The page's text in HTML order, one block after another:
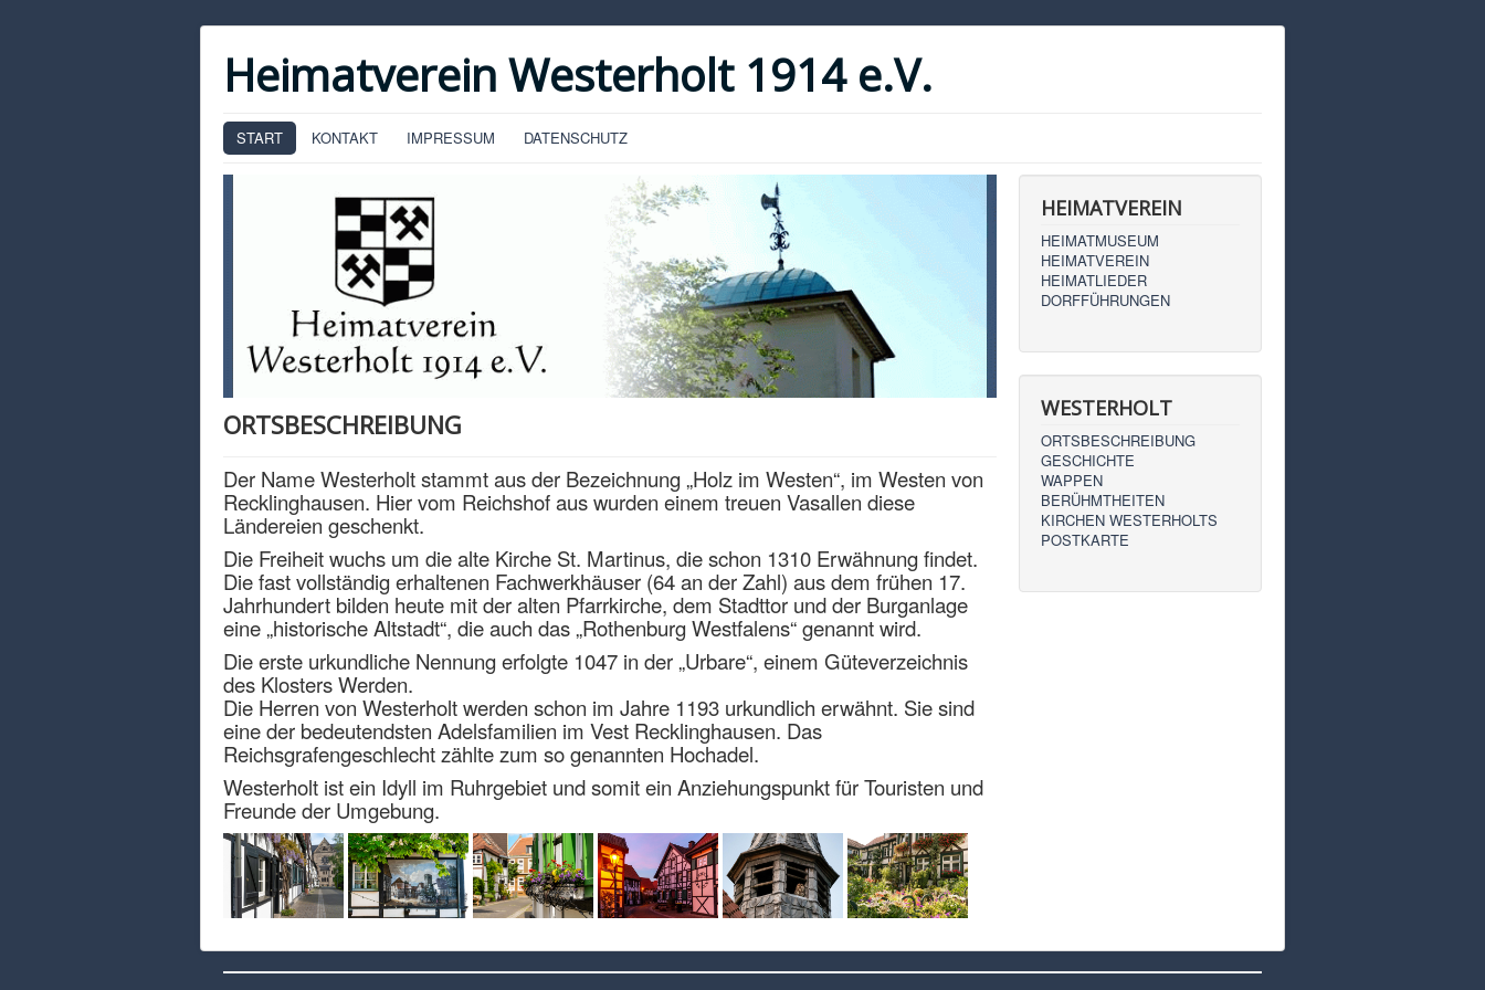
Heimatverein Westerholt 1914 e.V.
START KONTAKT IMPRESSUM DATENSCHUTZ
ORTSBESCHREIBUNG
Der Name Westerholt stammt aus der Bezeichnung „Holz im Westen“, im Westen von
Recklinghausen. Hier vom Reichshof aus wurden einem treuen Vasallen diese
Ländereien geschenkt.
Die Freiheit wuchs um die alte Kirche St. Martinus, die schon 1310 Erwähnung findet.
Die fast vollständig erhaltenen Fachwerkhäuser (64 an der Zahl) aus dem frühen 17.
Jahrhundert bilden heute mit der alten Pfarrkirche, dem Stadttor und der Burganlage
eine „historische Altstadt“, die auch das „Rothenburg Westfalens“ genannt wird.
Die erste urkundliche Nennung erfolgte 1047 in der „Urbare“, einem Güteverzeichnis
des Klosters Werden.
Die Herren von Westerholt werden schon im Jahre 1193 urkundlich erwähnt. Sie sind
eine der bedeutendsten Adelsfamilien im Vest Recklinghausen. Das
Reichsgrafengeschlecht zählte zum so genannten Hochadel.
Westerholt ist ein Idyll im Ruhrgebiet und somit ein Anziehungspunkt für Touristen und
Freunde der Umgebung.
HEIMATVEREIN
HEIMATMUSEUM
HEIMATVEREIN
HEIMATLIEDER
DORFFÜHRUNGEN
WESTERHOLT
ORTSBESCHREIBUNG
GESCHICHTE
WAPPEN
BERÜHMTHEITEN
KIRCHEN WESTERHOLTS
POSTKARTE